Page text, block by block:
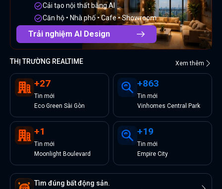
Cải tạo nội thất bằng AI
Căn hộ • Nhà phố • Cafe • Showroom
Trải nghiệm AI Design
THỊ TRƯỜNG REALTIME Xem thêm
+27
Tin mới
Eco Green Sài Gòn
+863
Tin mới
Vinhomes Central Park
+1
Tin mới
Moonlight Boulevard
+19
Tin mới
Empire City
Tìm đúng bất động sản.